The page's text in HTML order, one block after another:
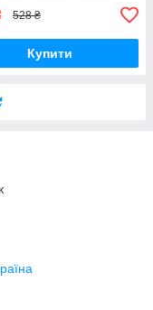
528 ₴
Купити